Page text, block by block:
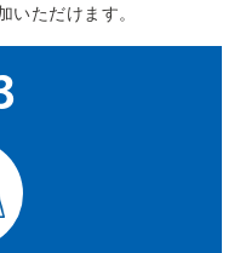
いただけます。